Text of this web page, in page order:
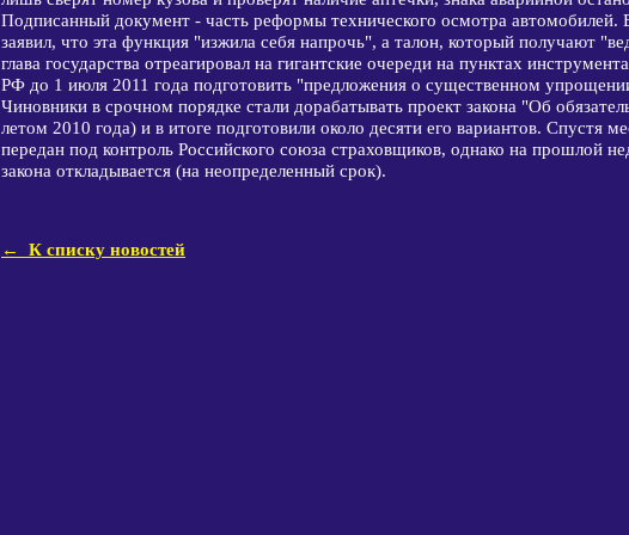
Подписанный документ - часть реформы технического осмотра
заявил, что эта функция "изжила себя напрочь", а талон, который получают
глава государства отреагировал на гигантские очереди на пунктах
РФ до 1 июля 2011 года подготовить "предложения о существенном
Чиновники в срочном порядке стали дорабатывать проект закона "Об
летом 2010 года) и в итоге подготовили около десяти его вариантов. Спустя
передан под контроль Российского союза страховщиков, однако на прошлой
закона откладывается (на неопределенный срок).
← К списку новостей